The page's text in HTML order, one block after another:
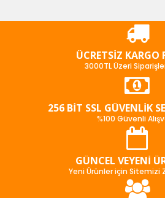
ÜCRETSIZ KARGO
3000TL Üzeri
256 BIT SSL GÜVENLIK
%100 Güvenli
GÜNCEL VEYENI
Yeni Ürünler için Sitemizi